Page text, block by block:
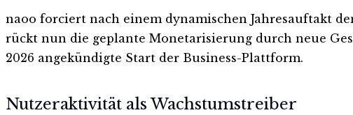
naoo forciert nach einem dynamischen Jahresauftakt
rückt nun die geplante Monetarisierung durch neue
2026 angekündigte Start der Business-Plattform.
Nutzeraktivität als Wachstumstreiber